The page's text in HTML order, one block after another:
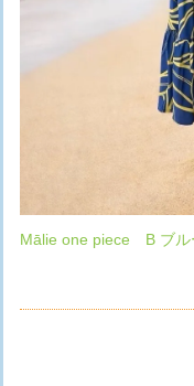
Mālie one piece B ブル